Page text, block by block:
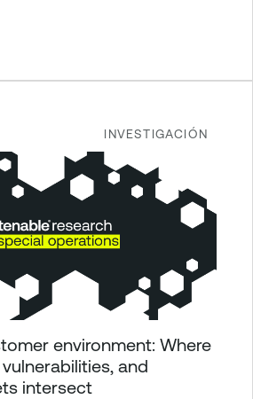
INVESTIGACIÓN
environment: Where
and
intersect